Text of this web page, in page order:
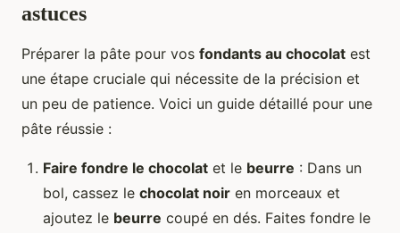
astuces
Préparer la pâte pour vos fondants au chocolat est
une étape cruciale qui nécessite de la précision et
un peu de patience. Voici un guide détaillé pour une
pâte réussie :
Faire fondre le chocolat et le beurre : Dans un
bol, cassez le chocolat noir en morceaux et
ajoutez le beurre coupé en dés. Faites fondre le